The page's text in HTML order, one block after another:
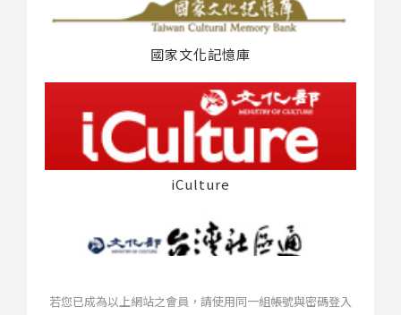
國家文化記憶庫
iCulture
若您已成為以上網站之會員，請使用同一組帳號與密碼登入